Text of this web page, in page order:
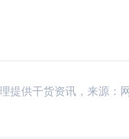
提供干货资讯，来源